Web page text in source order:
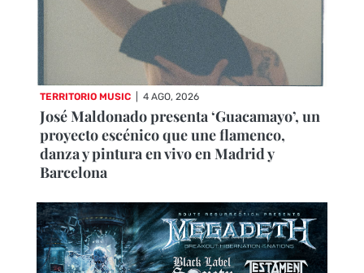
TERRITORIO MUSIC 4 AGO, 2026
José Maldonado presenta ‘Guacamayo’, un
proyecto escénico que une flamenco,
danza y pintura en vivo en Madrid y
Barcelona